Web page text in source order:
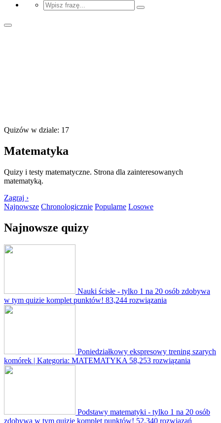
Quizów w dziale: 17
Matematyka
Quizy i testy matematyczne. Strona dla zainteresowanych
matematyką.
Zagraj ›
Najnowsze Chronologicznie Popularne Losowe
Najnowsze quizy
Nauki ścisłe - tylko 1 na 20 osób zdobywa
w tym quizie komplet punktów! 83,244 rozwiązania
Poniedziałkowy ekspresowy trening szarych
komórek | Kategoria: MATEMATYKA 58,253 rozwiązania
Podstawy matematyki - tylko 1 na 20 osób
zdobywa w tym quizie komplet punktów! 52,340 rozwiązań